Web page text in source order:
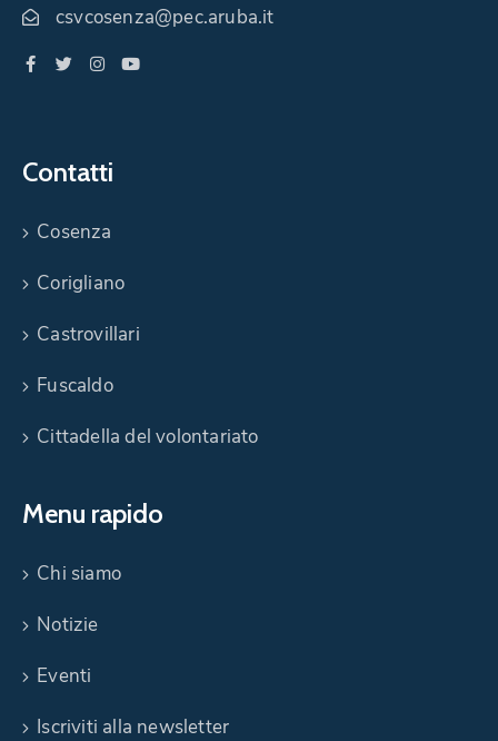
csvcosenza@pec.aruba.it
Contatti
Cosenza
Corigliano
Castrovillari
Fuscaldo
Cittadella del volontariato
Menu rapido
Chi siamo
Notizie
Eventi
Iscriviti alla newsletter